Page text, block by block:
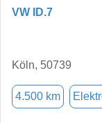
VW ID.7
Köln, 50739
4.500 km